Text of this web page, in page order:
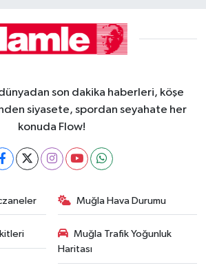
son dakika haberleri, köşe
siyasete, spordan seyahate her
konuda Flow!
Muğla Hava Durumu
Muğla Trafik Yoğunluk
Haritası